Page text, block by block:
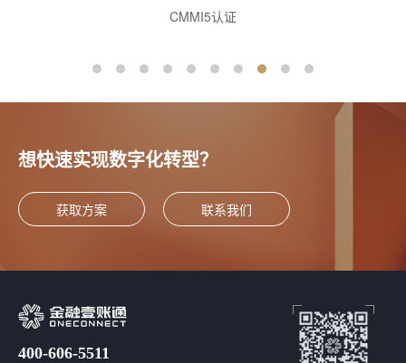
CMMI5认证
想快速实现数字化转型？
获取方案 联系我们
400-606-5511